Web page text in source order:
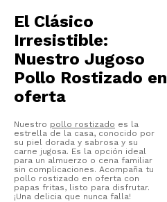
El Clásico
Irresistible:
Nuestro Jugoso
Pollo Rostizado en
oferta
Nuestro pollo rostizado es la
estrella de la casa, conocido por
su piel dorada y sabrosa y su
carne jugosa. Es la opción ideal
para un almuerzo o cena familiar
sin complicaciones. Acompaña tu
pollo rostizado en oferta con
papas fritas, listo para disfrutar.
¡Una delicia que nunca falla!